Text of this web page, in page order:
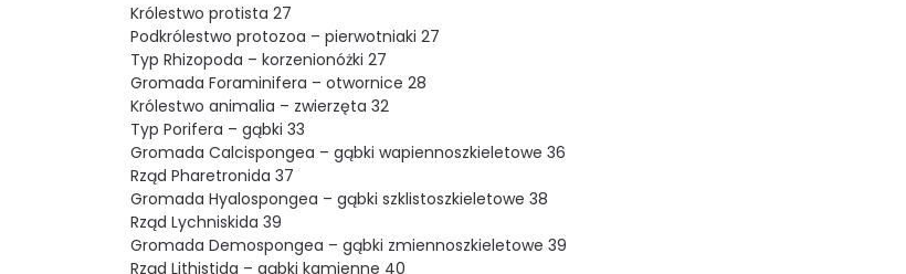
Królestwo protista 27
Podkrólestwo protozoa – pierwotniaki 27
Typ Rhizopoda – korzenionóżki 27
Gromada Foraminifera – otwornice 28
Królestwo animalia – zwierzęta 32
Typ Porifera – gąbki 33
Gromada Calcispongea – gąbki wapiennoszkieletowe 36
Rząd Pharetronida 37
Gromada Hyalospongea – gąbki szklistoszkieletowe 38
Rząd Lychniskida 39
Gromada Demospongea – gąbki zmiennoszkieletowe 39
Rząd Lithistida – gąbki kamienne 40